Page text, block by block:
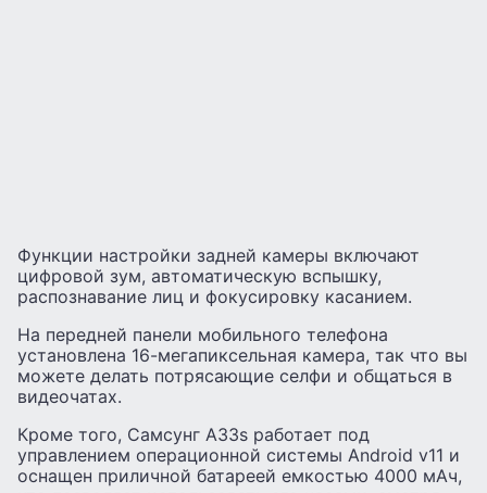
Функции настройки задней камеры включают
цифровой зум, автоматическую вспышку,
распознавание лиц и фокусировку касанием.
На передней панели мобильного телефона
установлена ​​16-мегапиксельная камера, так что вы
можете делать потрясающие селфи и общаться в
видеочатах.
Кроме того, Самсунг А33s работает под
управлением операционной системы Android v11 и
оснащен приличной батареей емкостью 4000 мАч,